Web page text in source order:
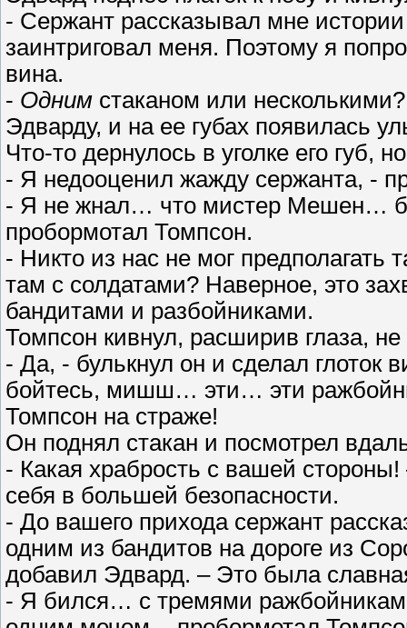
- Сержант рассказывал мне
заинтриговал меня. Поэтому я
вина.
- Одним стаканом или
Эдварду, и на ее губах появилась
Что-то дернулось в уголке его губ,
- Я недооценил жажду сержанта, -
- Я не жнал… что мистер Мешен…
пробормотал Томпсон.
- Никто из нас не мог предполагать
там с солдатами? Наверное, это
бандитами и разбойниками.
Томпсон кивнул, расширив глаза,
- Да, - булькнул он и сделал
бойтесь, мишш… эти… эти
Томпсон на страже!
Он поднял стакан и посмотрел
- Какая храбрость с вашей
себя в большей безопасности.
- До вашего прихода сержант
одним из бандитов на дороге из
добавил Эдвард. – Это была
- Я бился… с тремями